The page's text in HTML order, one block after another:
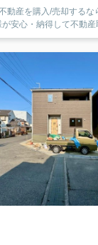
動産を購入/売却する
安心・納得して不動産